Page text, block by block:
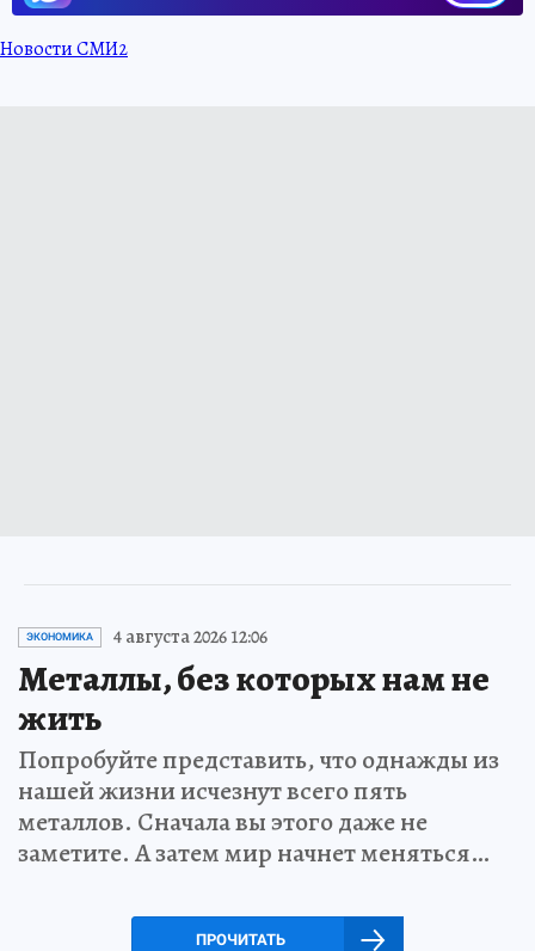
Новости СМИ2
ЭКОНОМИКА 4 августа 2026 12:06
Металлы, без которых нам не
жить
Попробуйте представить, что однажды из
нашей жизни исчезнут всего пять
металлов. Сначала вы этого даже не
заметите. А затем мир начнет меняться…
ПРОЧИТАТЬ